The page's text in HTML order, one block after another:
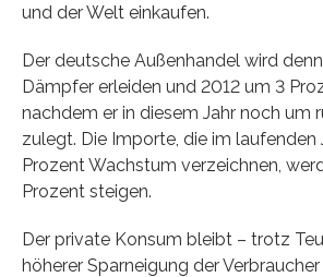
und der Welt einkaufen.
Der deutsche Außenhandel wird
Dämpfer erleiden und 2012 um 3
nachdem er in diesem Jahr noch um
zulegt. Die Importe, die im laufenden
Prozent Wachstum verzeichnen,
Prozent steigen.
Der private Konsum bleibt – trotz
höherer Sparneigung der